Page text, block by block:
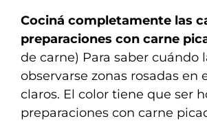
Cociná completamente las
preparaciones con carne
de carne) Para saber cuándo
observarse zonas rosadas
claros. El color tiene que ser
preparaciones con carne